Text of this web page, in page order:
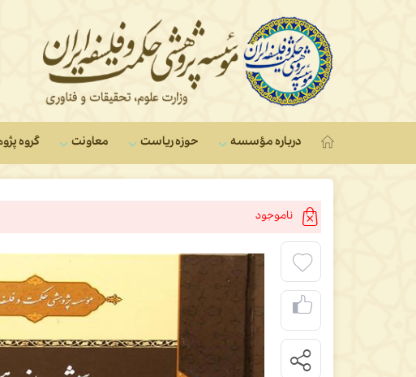
درباره مؤسسه حوزه ریاست معاونت‌ گروه‌
ناموجود